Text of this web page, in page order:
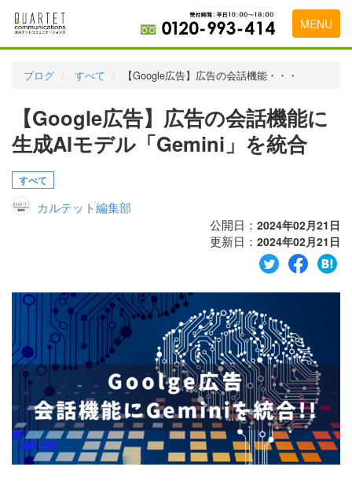
MENU
実績・お客様の声
代理店の乗り換えをお考えの方
会社概要
お問い合わせ
ブログ すべて 【Google広告】広告の会話機能・・・
【Google広告】広告の会話機能に
生成AIモデル「Gemini」を統合
すべて
カルテット編集部
公開日： 2024年02月21日
更新日： 2024年02月21日